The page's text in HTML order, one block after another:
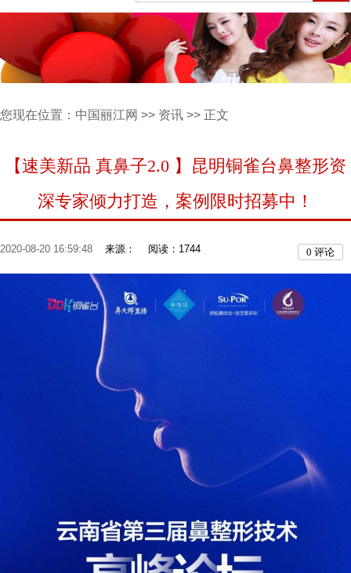
您现在位置： 中国丽江网 >> 资讯 >> 正文
【速美新品 真鼻子2.0 】昆明铜雀台鼻整形资
深专家倾力打造，案例限时招募中！
2020-08-20 16:59:48 来源： 阅读：1744 0 评论